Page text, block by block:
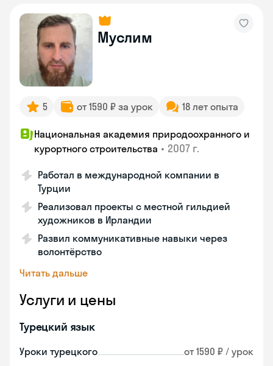
Муслим
5 от 1590 ₽ за урок 18 лет опыта
Национальная академия природоохранного и
курортного строительства • 2007 г.
Работал в международной компании в
Турции
Реализовал проекты с местной гильдией
художников в Ирландии
Развил коммуникативные навыки через
волонтёрство
Читать дальше
Услуги и цены
Турецкий язык
Уроки турецкого от 1590 ₽ / урок